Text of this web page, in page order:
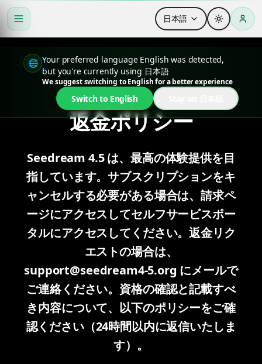
日本語
🌐 Your preferred language English was detected,
but you're currently using 日本語
We suggest switching to English for a better experience
Switch to English
返金ポリシー
Seedream 4.5 は、最高の体験提供を目
指しています。サブスクリプションをキ
ャンセルする必要がある場合は、請求ペ
ージにアクセスしてセルフサービスポー
タルにアクセスしてください。返金リク
エストの場合は、
support@seedream4-5.org にメールで
ご連絡ください。資格の確認と記載すべ
き内容について、以下のポリシーをご確
認ください（24時間以内に返信いたしま
す）。